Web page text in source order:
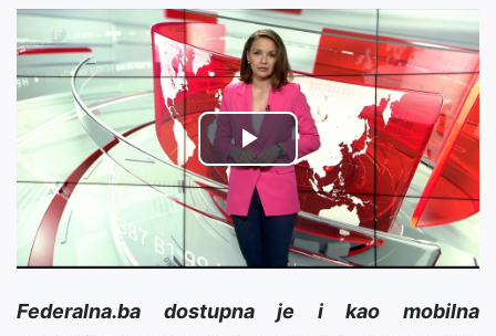
Play
Video
Federalna.ba dostupna je i kao mobilna